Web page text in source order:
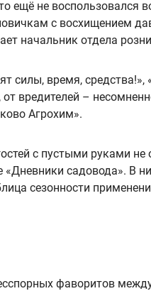
ещё не
с восхищением
начальник отдела
силы, время,
от вредителей –
Агрохим».
с пустыми руками
садовода». В
сезонности
фаворитов